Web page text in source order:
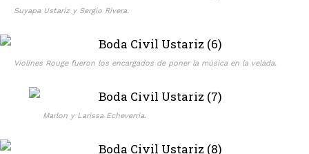
Suyapa Ustaríz y Sergio Rivera.
Violines Rouge fueron los encargados de poner la música en la velada.
Marlon y Larissa Echeverria.